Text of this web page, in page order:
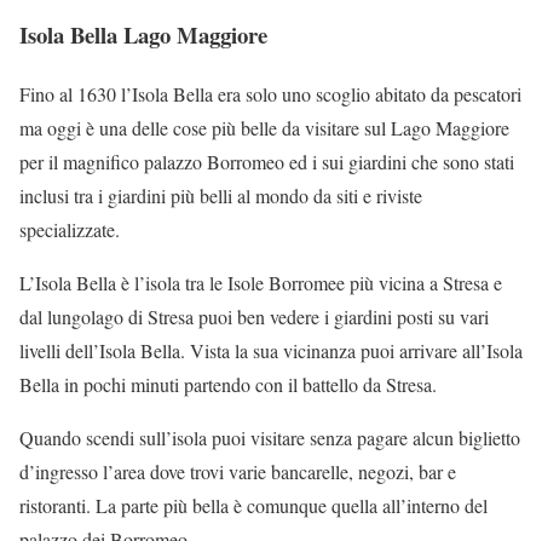
Isola Bella Lago Maggiore
Fino al 1630 l’Isola Bella era solo uno scoglio abitato da pescatori
ma oggi è una delle cose più belle da visitare sul Lago Maggiore
per il magnifico palazzo Borromeo ed i sui giardini che sono stati
inclusi tra i giardini più belli al mondo da siti e riviste
specializzate.
L’Isola Bella è l’isola tra le Isole Borromee più vicina a Stresa e
dal lungolago di Stresa puoi ben vedere i giardini posti su vari
livelli dell’Isola Bella. Vista la sua vicinanza puoi arrivare all’Isola
Bella in pochi minuti partendo con il battello da Stresa.
Quando scendi sull’isola puoi visitare senza pagare alcun biglietto
d’ingresso l’area dove trovi varie bancarelle, negozi, bar e
ristoranti. La parte più bella è comunque quella all’interno del